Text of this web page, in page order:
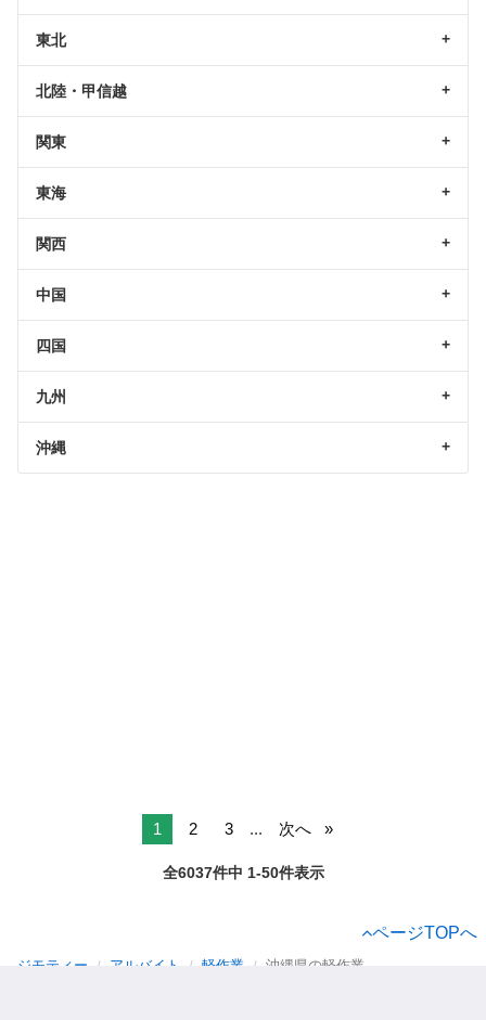
東北
北陸・甲信越
関東
東海
関西
中国
四国
九州
沖縄
1 2 3 ... 次へ
全6037件中 1-50件表示
ページTOPへ
ジモティー アルバイト 軽作業 沖縄県の軽作業